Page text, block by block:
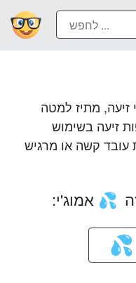
זיעה, מתיז למטה
זיעה בשימוש
עובד קשה או מרגיש
💦 אמוג'י: